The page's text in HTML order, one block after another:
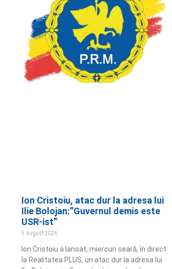
Ion Cristoiu, atac dur la adresa lui
Ilie Bolojan:”Guvernul demis este
USR-ist”
5 august 2026
Ion Cristoiu a lansat, miercuri seară, în direct
la Realitatea PLUS, un atac dur la adresa lui